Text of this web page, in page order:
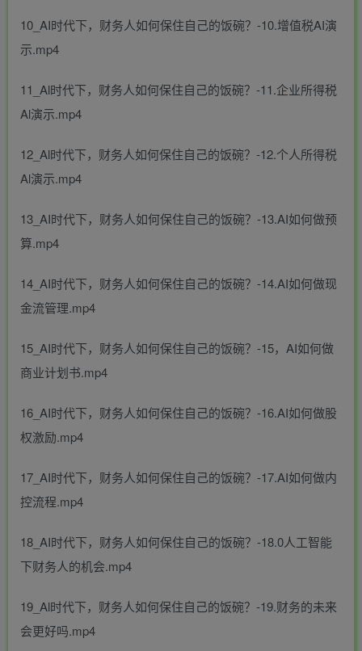
10_AI时代下，财务人如何保住自己的饭碗？-10.增值税AI演
示.mp4
11_Al时代下，财务人如何保住自己的饭碗？-11.企业所得税
Al演示.mp4
12_Al时代下，财务人如何保住自己的饭碗？-12.个人所得税
Al演示.mp4
13_AI时代下，财务人如何保住自己的饭碗？-13.AI如何做预
算.mp4
14_AI时代下，财务人如何保住自己的饭碗？-14.AI如何做现
金流管理.mp4
15_AI时代下，财务人如何保住自己的饭碗？-15，AI如何做
商业计划书.mp4
16_AI时代下，财务人如何保住自己的饭碗？-16.AI如何做股
权激励.mp4
17_AI时代下，财务人如何保住自己的饭碗？-17.AI如何做内
控流程.mp4
18_AI时代下，财务人如何保住自己的饭碗？-18.0人工智能
下财务人的机会.mp4
19_Al时代下，财务人如何保住自己的饭碗？-19.财务的未来
会更好吗.mp4